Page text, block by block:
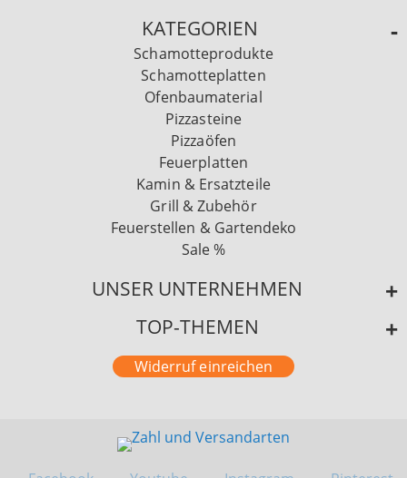
KATEGORIEN
Schamotteprodukte
Schamotteplatten
Ofenbaumaterial
Pizzasteine
Pizzaöfen
Feuerplatten
Kamin & Ersatzteile
Grill & Zubehör
Feuerstellen & Gartendeko
Sale %
UNSER UNTERNEHMEN
TOP-THEMEN
Widerruf einreichen